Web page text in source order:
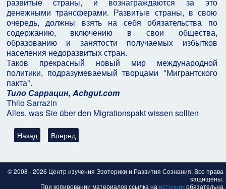
денежными трансферами. Развитые страны, в свою
очередь, должны взять на себя обязательства по
содержанию, включению в свои общества,
образованию и занятости получаемых избытков
населения недоразвитых стран.
Таков прекрасный новый мир международной
политики, подразумеваемый творцами "Мигрантского
пакта".
Тило Саррацин, Achgut.com
Thilo Sarrazin
Alles, was Sie über den Migrationspakt wissen sollten
Предыдущий: Школа Магии Атлантида — шарлатанская секта
Назад Следующий: «Не миллионы людей потеряют
Вперед
© 2008 - 2026 Центр изучения Эзотерики и Развития Сознания. Все права
защищены.
При копировании материалов ссылка на источникобязательна